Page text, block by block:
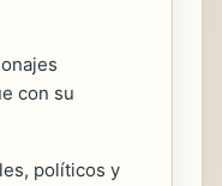
con su
políticos y